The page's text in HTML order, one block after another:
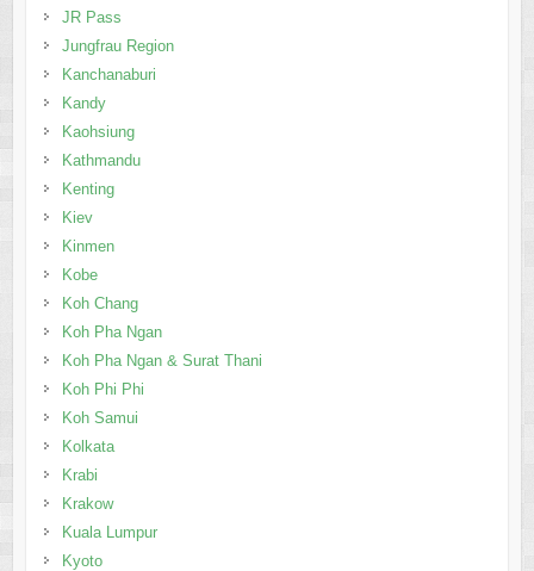
JR Pass
Jungfrau Region
Kanchanaburi
Kandy
Kaohsiung
Kathmandu
Kenting
Kiev
Kinmen
Kobe
Koh Chang
Koh Pha Ngan
Koh Pha Ngan & Surat Thani
Koh Phi Phi
Koh Samui
Kolkata
Krabi
Krakow
Kuala Lumpur
Kyoto